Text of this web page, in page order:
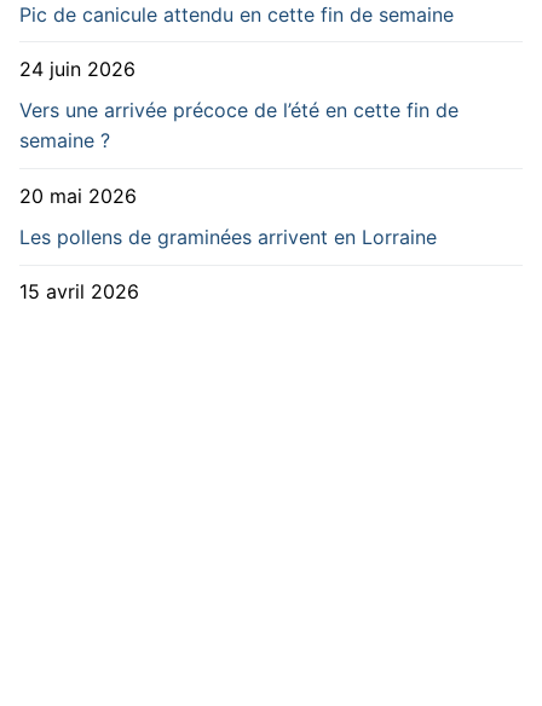
Pic de canicule attendu en cette fin de semaine
24 juin 2026
Vers une arrivée précoce de l’été en cette fin de
semaine ?
20 mai 2026
Les pollens de graminées arrivent en Lorraine
15 avril 2026